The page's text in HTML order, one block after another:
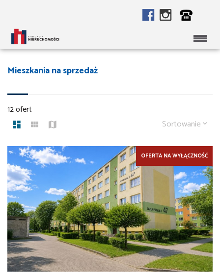
Mieszkania na sprzedaż
12 ofert
Sortowanie
OFERTA NA WYŁĄCZNOŚĆ